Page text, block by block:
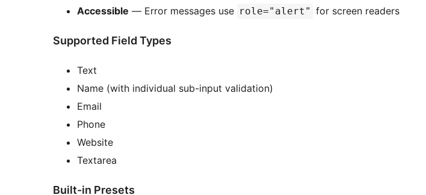
Accessible — Error messages use role="alert" for screen readers
Supported Field Types
Text
Name (with individual sub-input validation)
Email
Phone
Website
Textarea
Built-in Presets